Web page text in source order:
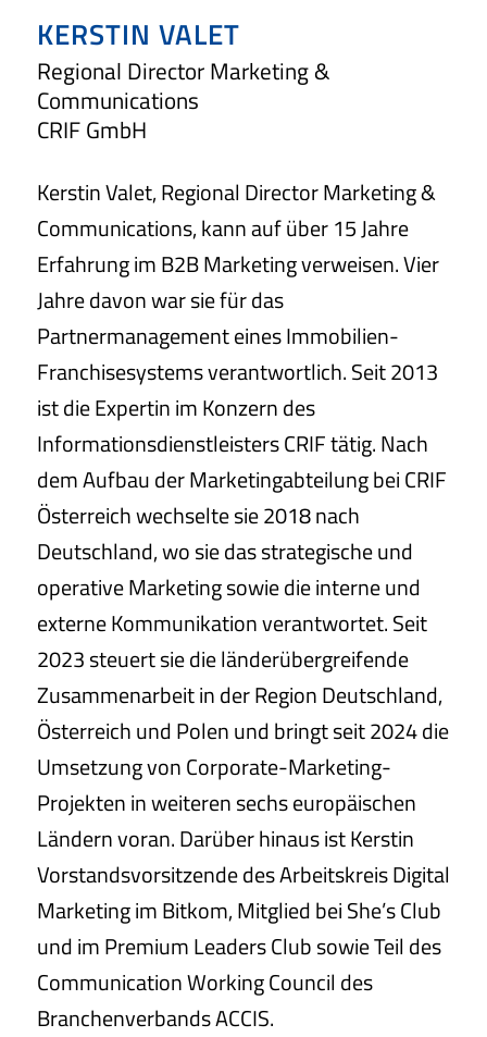
KERSTIN VALET
Regional Director Marketing &
Communications
CRIF GmbH
Kerstin Valet, Regional Director Marketing &
Communications, kann auf über 15 Jahre
Erfahrung im B2B Marketing verweisen. Vier
Jahre davon war sie für das
Partnermanagement eines Immobilien-
Franchisesystems verantwortlich. Seit 2013
ist die Expertin im Konzern des
Informationsdienstleisters CRIF tätig. Nach
dem Aufbau der Marketingabteilung bei CRIF
Österreich wechselte sie 2018 nach
Deutschland, wo sie das strategische und
operative Marketing sowie die interne und
externe Kommunikation verantwortet. Seit
2023 steuert sie die länderübergreifende
Zusammenarbeit in der Region Deutschland,
Österreich und Polen und bringt seit 2024 die
Umsetzung von Corporate-Marketing-
Projekten in weiteren sechs europäischen
Ländern voran. Darüber hinaus ist Kerstin
Vorstandsvorsitzende des Arbeitskreis Digital
Marketing im Bitkom, Mitglied bei She’s Club
und im Premium Leaders Club sowie Teil des
Communication Working Council des
Branchenverbands ACCIS.